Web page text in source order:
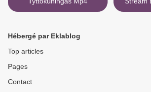
Hébergé par Eklablog
Top articles
Pages
Contact